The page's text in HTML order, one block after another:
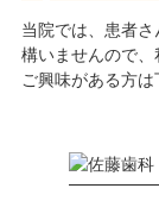
当院では、患者
構いませんので、
ご興味がある方は